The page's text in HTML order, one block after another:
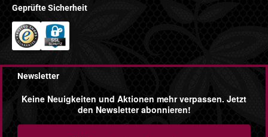
Geprüfte Sicherheit
Newsletter
Keine Neuigkeiten und Aktionen mehr verpassen. Jetzt
den Newsletter abonnieren!